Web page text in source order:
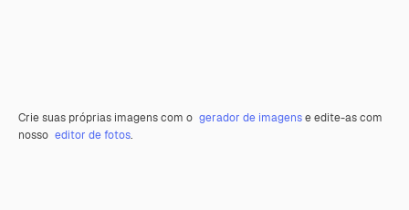
Crie suas próprias imagens com o gerador de imagense edite-as com
nosso editor de fotos.